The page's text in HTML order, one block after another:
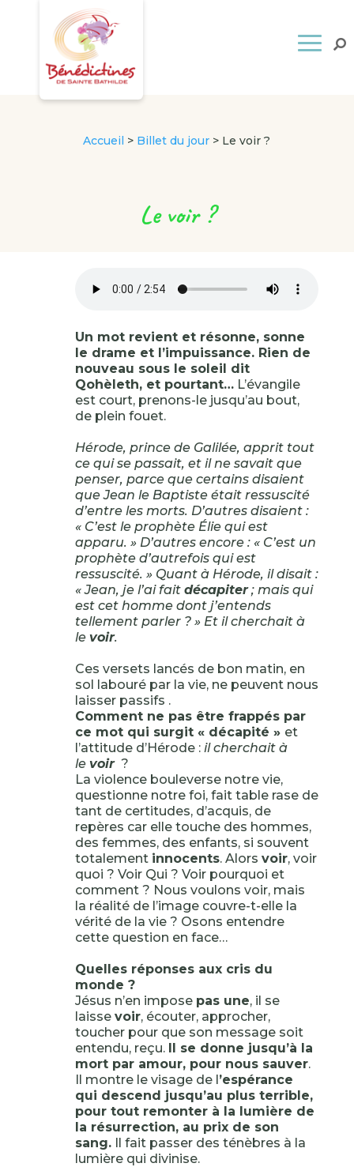
Accueil > Billet du jour > Le voir ?
Le voir ?
Un mot revient et résonne, sonne
le drame et l’impuissance. Rien de
nouveau sous le soleil dit
Qohèleth, et pourtant…L’évangile
est court, prenons-le jusqu’au bout,
de plein fouet.
Hérode, prince de Galilée, apprit tout
ce qui se passait, et il ne savait que
penser, parce que certains disaient
que Jean le Baptiste était ressuscité
d’entre les morts. D’autres disaient :
« C’est le prophète Élie qui est
apparu. » D’autres encore : « C’est un
prophète d’autrefois qui est
ressuscité. » Quant à Hérode, il disait :
« Jean, je l’ai fait décapiter; mais qui
est cet homme dont j’entends
tellement parler ? » Et il cherchait à
le voir.
Ces versets lancés de bon matin, en
sol labouré par la vie, ne peuvent nous
laisser passifs .
Comment ne pas être frappés par
ce mot qui surgit « décapité » et
l’attitude d’Hérode : il cherchait à
le voir ?
La violence bouleverse notre vie,
questionne notre foi, fait table rase de
tant de certitudes, d’acquis, de
repères car elle touche des hommes,
des femmes, des enfants, si souvent
totalement innocents. Alors voir, voir
quoi ? Voir Qui ? Voir pourquoi et
comment ? Nous voulons voir, mais
la réalité de l’image couvre-t-elle la
vérité de la vie ? Osons entendre
cette question en face…
Quelles réponses aux cris du
monde ?
Jésus n’en impose pas une, il se
laisse voir, écouter, approcher,
toucher pour que son message soit
entendu, reçu. Il se donne jusqu’à la
mort par amour, pour nous sauver.
Il montre le visage de l’espérance
qui descend jusqu’au plus terrible,
pour tout remonter à la lumière de
la résurrection, au prix de son
sang.Il fait passer des ténèbres à la
lumière qui divinise.